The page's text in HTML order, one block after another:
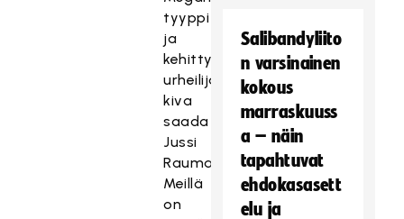
tyyppi
ja
kehittyvä
urheilija,
kiva
saada
Jussi
Raumalle.
Meillä
on
Salibandyliito
n varsinainen
kokous
marraskuuss
a – näin
tapahtuvat
ehdokasasett
elu ja